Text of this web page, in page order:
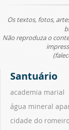
Os textos, fotos,
Não reproduza o
Santuário
academia marial
água mineral
cidade do